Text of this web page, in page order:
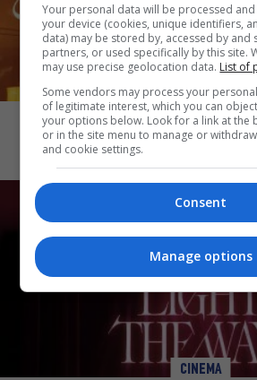
CINEMA
Katseye: Wild
CINEMA
Your personal data will be processed
your device (cookies, unique identifiers,
data) may be stored by, accessed by and
partners, or used specifically by this site.
may use precise geolocation data. List of
Some vendors may process your
of legitimate interest, which you can
your options below. Look for a link at the
or in the site menu to manage or
and cookie settings.
Consent
Manage options